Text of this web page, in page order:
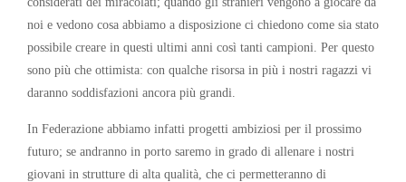
noi e vedono cosa abbiamo a disposizione ci chiedono come sia stato
possibile creare in questi ultimi anni così tanti campioni. Per questo
sono più che ottimista: con qualche risorsa in più i nostri ragazzi vi
daranno soddisfazioni ancora più grandi.
In Federazione abbiamo infatti progetti ambiziosi per il prossimo
futuro; se andranno in porto saremo in grado di allenare i nostri
giovani in strutture di alta qualità, che ci permetteranno di